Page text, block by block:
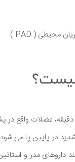
دقیقه، عضلات واقع
در پایین پا می
داروهای مدر و